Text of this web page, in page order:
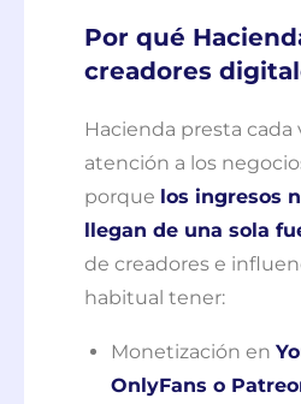
Por qué
creadores
Hacienda presta cada
atención a los
porque los ingresos
llegan de una sola
de creadores e
habitual tener:
Monetización en
OnlyFans o